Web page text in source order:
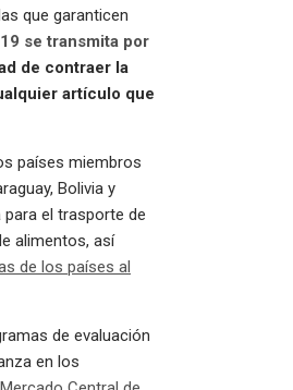
que garanticen
se transmita por
de contraer la
artículo que
países miembros
Bolivia y
el trasporte de
alimentos, así
de los países al
de evaluación
en los